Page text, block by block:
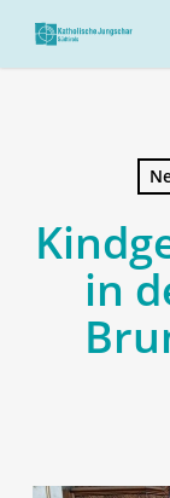
main
in